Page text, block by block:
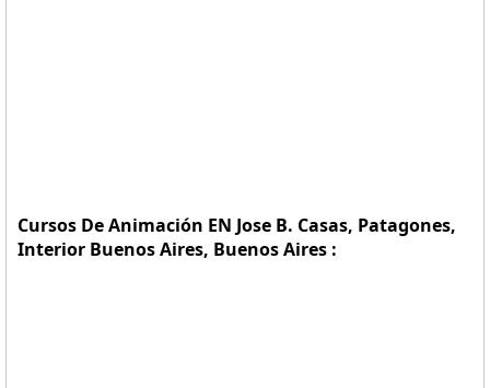
Cursos De Animación EN Jose B. Casas, Patagones,
Interior Buenos Aires, Buenos Aires :